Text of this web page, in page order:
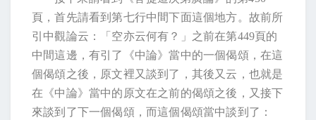
頁，首先請看到第七行中間下面這個地方。故前所
引中觀論云：「空亦云何有？」之前在第449頁的
中間這邊，有引了《中論》當中的一個偈頌，在這
個偈頌之後，原文裡又談到了，其後又云，也就是
在《中論》當中的原文在之前的偈頌之後，又接下
來談到了下一個偈頌，而這個偈頌當中談到了：